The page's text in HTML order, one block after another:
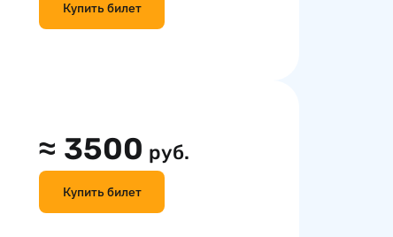
Купить билет
≈ 3500 руб.
Купить билет